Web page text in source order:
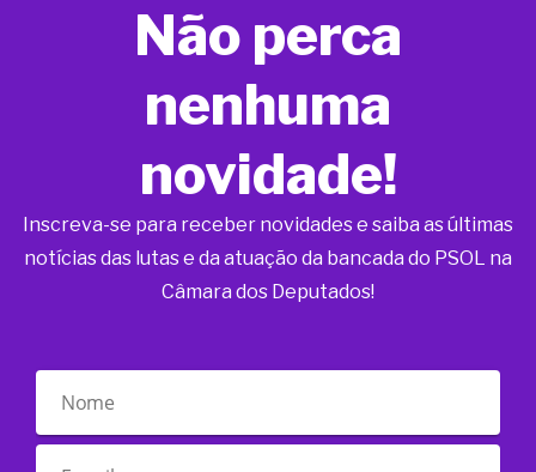
Não perca
nenhuma
novidade!
Inscreva-se para receber novidades e saiba as últimas
notícias das lutas e da atuação da bancada do PSOL na
Câmara dos Deputados!